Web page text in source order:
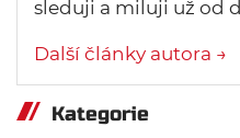
sleduji a miluji už od
Další články autora →
Kategorie